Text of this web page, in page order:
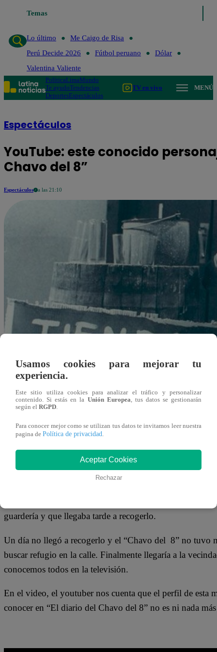
Temas
Lo último
Lo último
Me Caigo de Risa
Perú Decide 2026
Fútbol peruano
Dólar
Valentina Valiente
PolíticaLimaMundo
Te ayudoTendencias
DeportesEspectáculos
TV en vivo MENÚ
Espectáculos
YouTube: este conocido
Chavo del 8”
Espectáculos a las 21:10
Redacción Latina
18 de febrero 2018
Innumerables versiones surgieron respecto a la familia
guardería y que llegaba tarde a recogerlo.
Un día no llegó a recogerlo y el “Chavo del 8” no tuvo
buscar refugio en la calle. Finalmente llegaría a la
conocemos todos en la televisión.
En el video, el youtuber nos cuenta que el perfil de esta
conocer en “El diario del Chavo del 8” no es ni nada
Usamos cookies para mejorar tu
experiencia.
Este sitio utiliza cookies para analizar el tráfico y personalizar
contenido. Si estás en la Unión Europea , tus datos se gestionarán
según el RGPD
Para conocer mejor como se utilizan tus datos te invitamos leer nuestra
pagina de Política de privacidad
Aceptar Cookies
Rechazar